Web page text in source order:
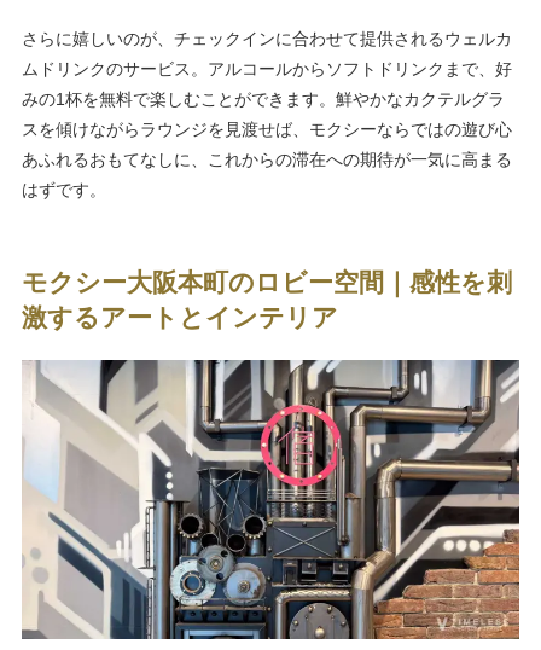
さらに嬉しいのが、チェックインに合わせて提供されるウェルカ
ムドリンクのサービス。アルコールからソフトドリンクまで、好
みの1杯を無料で楽しむことができます。鮮やかなカクテルグラ
スを傾けながらラウンジを見渡せば、モクシーならではの遊び心
あふれるおもてなしに、これからの滞在への期待が一気に高まる
はずです。
モクシー大阪本町のロビー空間｜感性を刺
激するアートとインテリア